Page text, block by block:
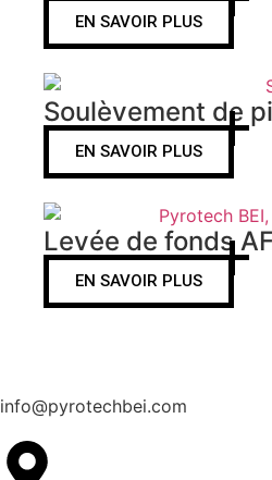
EN SAVOIR PLUS
Soulèvement de
EN SAVOIR PLUS
Levée de fonds
EN SAVOIR PLUS
info@pyrotechbei.com